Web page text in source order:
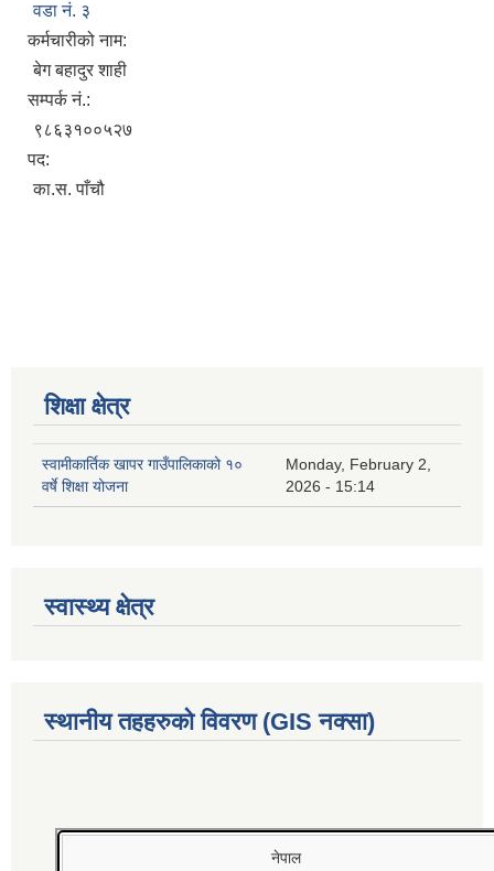
वडा न‌ं. ३
कर्मचारीको नाम:
बेग बहादुर शाही
सम्पर्क नं.:
९८६३१००५२७
पद:
का.स. पाँचौ
शिक्षा क्षेत्र
स्वामीकार्तिक खापर गाउँपालिकाको १०
वर्षे शिक्षा योजना
Monday, February 2,
2026 - 15:14
स्वास्थ्य क्षेत्र
स्थानीय तहहरुको विवरण (GIS नक्सा)